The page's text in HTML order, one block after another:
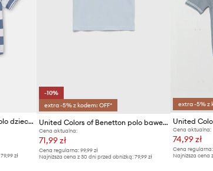
United Colors of Benetton polo dziecięce bawełniane
79,99 zł
-10%
extra -5% z kodem: OFF*
United Colors of Benetton polo bawełniane dziecięce
Cena aktualna:
71,99 zł
Cena regularna:99,99 zł
Najniższa cena z 30 dni przed obniżką:79,99 zł
extra -5% z
Cena aktualna:
74,99 zł
Cena regularna:
Najniższa cena